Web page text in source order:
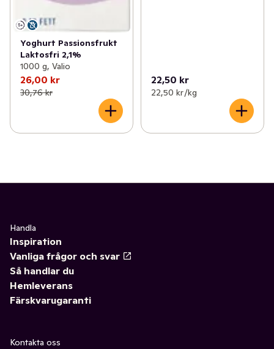
Yoghurt Passionsfrukt
Laktosfri 2,1%
1000 g, Valio
26,00 kr
30,76 kr
22,50 kr
22,50 kr /kg
Handla
Inspiration
Vanliga frågor och svar
Så handlar du
Hemleverans
Färskvarugaranti
Kontakta oss